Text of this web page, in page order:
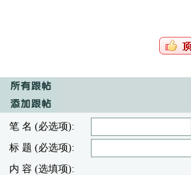
笔 名 (必选项):
标 题 (必选项):
内 容 (选填项):